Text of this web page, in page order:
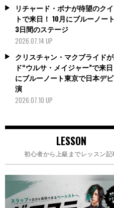
リチャード・ボナが待望のク
トで来日！ 10月にブルーノー
3日間のステージ
2026.07.14 UP
クリスチャン・マクブライド
ド“ウルサ・メイジャー”で来
にブルーノート東京で日本デ
演
2026.07.10 UP
LESSON
初心者から上級までレッスン記